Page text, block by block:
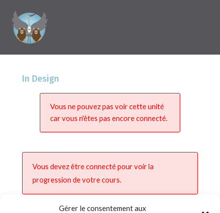
Gérer le consentement aux
In Design
Vous ne pouvez pas voir cette unité
car vous n'êtes pas encore connecté.
Vous devez être connecté pour voir la
progression de votre cours.